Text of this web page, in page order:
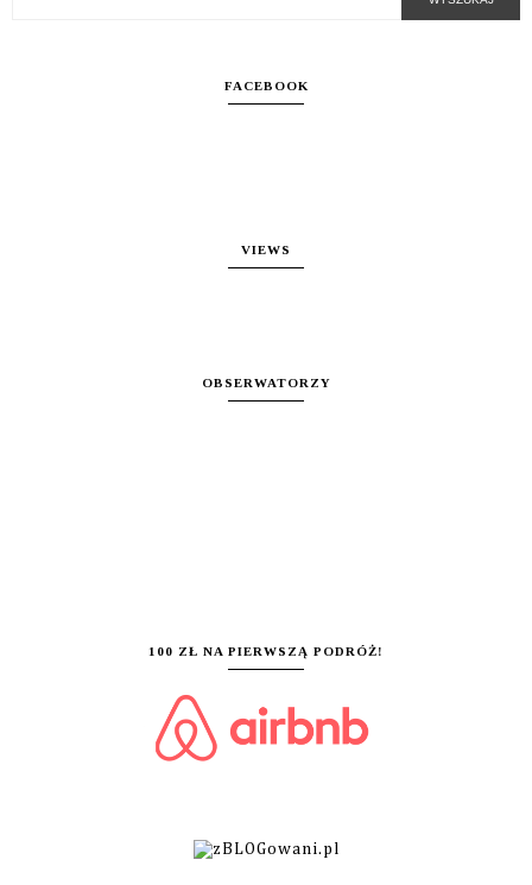
FACEBOOK
VIEWS
OBSERWATORZY
100 ZŁ NA PIERWSZĄ PODRÓŻ!